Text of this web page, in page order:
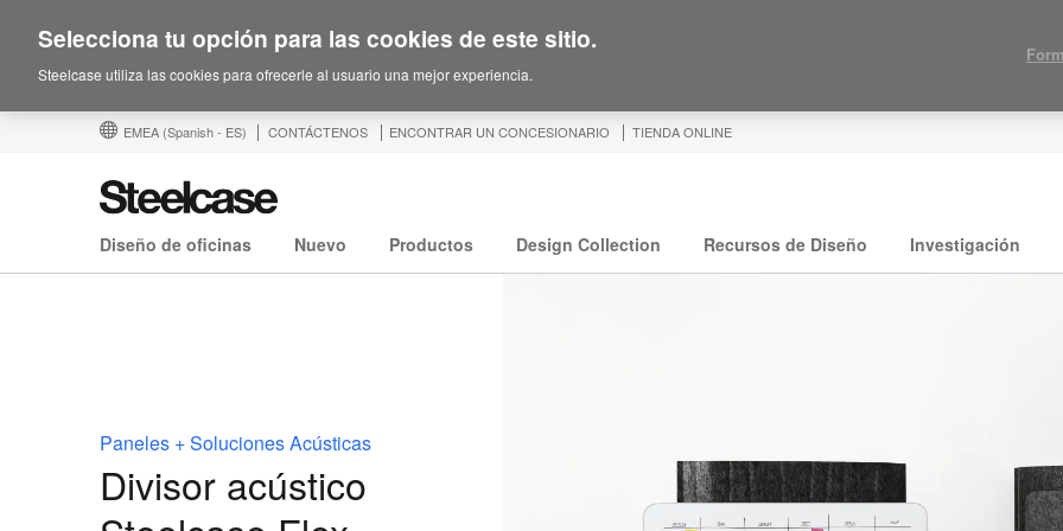
EMEA (Spanish - ES) CONTÁCTENOS ENCONTRAR UN CONCESIONARIO TIENDA ONLINE
Diseño de oficinas Nuevo Productos Design Collection Recursos de Diseño Investigación
Paneles + Soluciones Acústicas
Divisor acústico
Selecciona tu opción para las cookies de este sitio.
Steelcase utiliza las cookies para ofrecerle al usuario una mejor experiencia.